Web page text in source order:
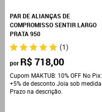
PAR DE ALIANÇAS DE
COMPROMISSO SENTIR LARGO
PRATA 950
(1)
por R$ 718,00
Cupom MAKTUB: 10% OFF No Pix:
+5% de desconto Joia sob medida.
Prazo na descrição.